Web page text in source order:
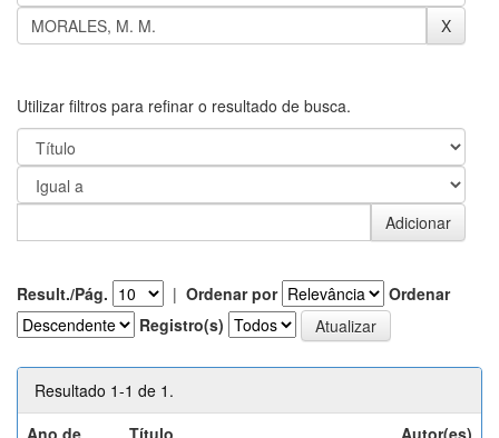
Utilizar filtros para refinar o resultado de busca.
Result./Pág. | Ordenar por
Ordenar
Registro(s)
Resultado 1-1 de 1.
Ano de
Título Autor(es)